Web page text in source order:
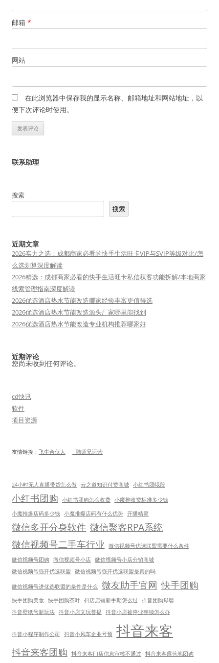
邮箱 *
网站
在此浏览器中保存我的显示名称、邮箱地址和网站地址，以
便下次评论时使用。
联系助理
搜索
搜索
近期文章
2026实力之选：成都商家必看的快手生活旺卡VIP与SVIP等级对比/怎
么选划算深度解读
2026精选：成都商家必看的快手生活旺卡私信获客功能拆解/本地商家
线索管理指南深度解读
2026优选酒店热水节能改造哪家经验丰富更值得选
2026优选酒店热水节能改造源头厂家哪里能找到
2026优选酒店热水节能改造专业机构推荐哪家好
近期评论
您尚未收到任何评论。
cd快讯
软件
项目资源
友情链接： 飞牛合伙人 陆师兄运营
24小时无人直播带货怎么做 云之道知识付费商城 小红书团哦股
小红书团购 小红书团购怎么收费 小魔推收费标准多少钱
小魔推爆店码多少钱 小魔推爆店码有什么优势 开播精灵
微信多开分身软件 微信聚客RPA系统
微信视频号二手车行业 微信视频号优选联盟需要什么条件
微信视频号团购
微信视频号小店 微信视频号小店分销商城
微信视频号强开优选联盟
微信视频号强开优选联盟是真的吗
微信视频号进优选联盟的条件是什么 微友助手官网 快手团购
快手团购美妆 快手团购茶叶 抖店店铺新手期怎么过 抖音团购母婴
抖音壁纸号新玩法 抖音小店文玩菩提 抖音小店被停业整顿怎么办
抖音小程序制作公司 抖音小风车企业号预 抖音来客
抖音来客团购 抖音来客门店信息审核不通过 抖音来客露营地团购